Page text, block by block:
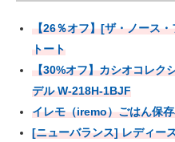
【26％オフ】[ザ・ノース
トート
【30%オフ】カシオコレク
デル W-218H-1BJF
イレモ（iremo）ごはん保
[ニューバランス] レディー